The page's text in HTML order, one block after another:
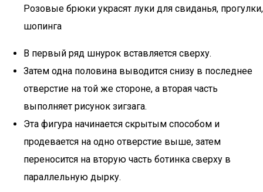
Розовые брюки украсят луки для свиданья, прогулки,
шопинга
В первый ряд шнурок вставляется сверху.
Затем одна половина выводится снизу в последнее
отверстие на той же стороне, а вторая часть
выполняет рисунок зигзага.
Эта фигура начинается скрытым способом и
продевается на одно отверстие выше, затем
переносится на вторую часть ботинка сверху в
параллельную дырку.